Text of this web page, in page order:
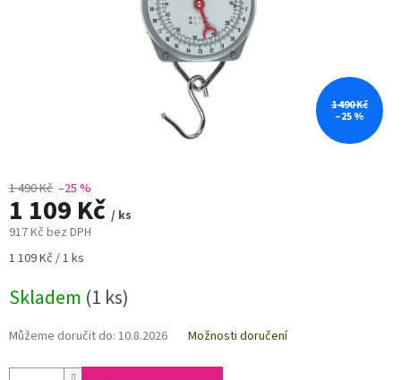
1 490 Kč
–25 %
1 490 Kč –25 %
1 109 Kč / ks
917 Kč bez DPH
Měrná
1 109 Kč / 1 ks
Skladem (1 ks)
Můžeme doručit do: 10.8.2026 Možnosti doručení